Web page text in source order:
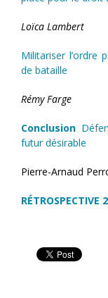
Loïca Lambert
Militariser l’ordre
de bataille
Rémy Farge
Conclusion
futur désirable
Pierre-Arnaud
RÉTROSPECTIVE